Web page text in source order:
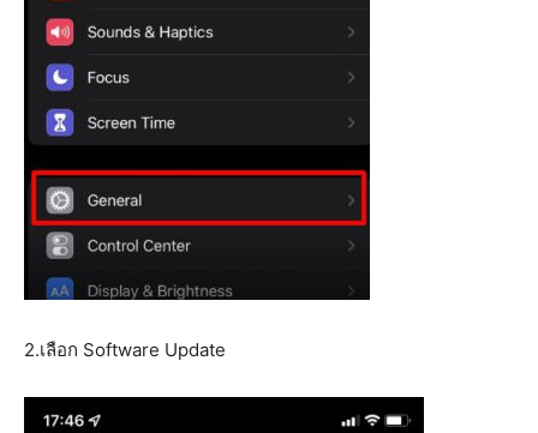
2.เลือก Software Update